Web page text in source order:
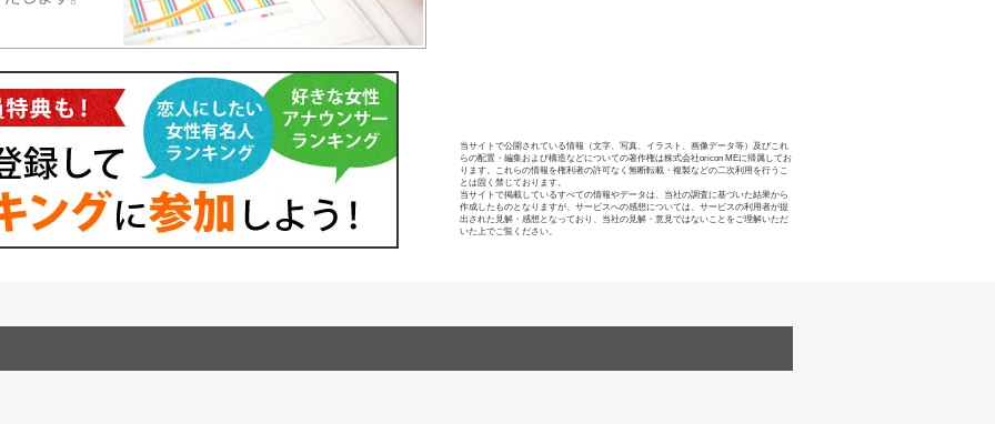
当サイトで公開されている情報（文字、写真、イラスト、画像データ等）及びこれ
らの配置・編集および構造などについての著作権は株式会社oricon MEに帰属してお
ります。これらの情報を権利者の許可なく無断転載・複製などの二次利用を行うこ
とは固く禁じております。
当サイトで掲載しているすべての情報やデータは、当社の調査に基づいた結果から
作成したものとなりますが、サービスへの感想については、サービスの利用者が提
出された見解・感想となっており、当社の見解・意見ではないことをご理解いただ
いた上でご覧ください。